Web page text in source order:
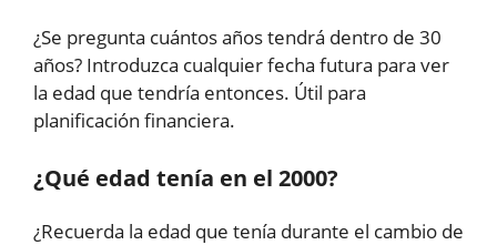
¿Se pregunta cuántos años tendrá dentro de 30
años? Introduzca cualquier fecha futura para ver
la edad que tendría entonces. Útil para
planificación financiera.
¿Qué edad tenía en el 2000?
¿Recuerda la edad que tenía durante el cambio de